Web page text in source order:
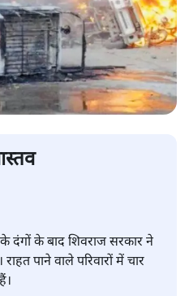
दंगों के बाद शिवराज सरकार ने
पाने वाले परिवारों में चार